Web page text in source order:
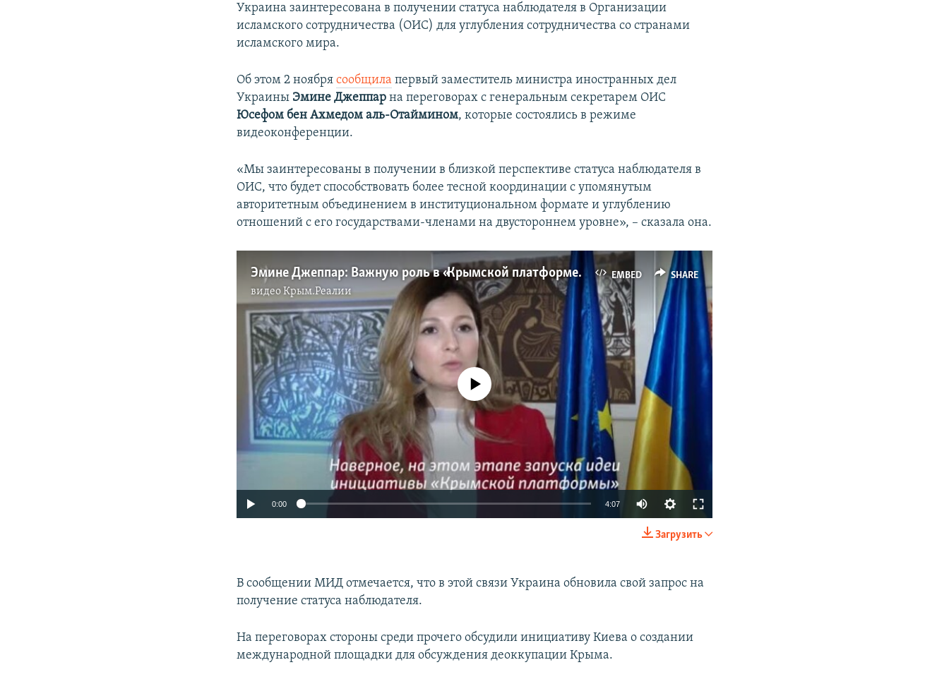
Украина заинтересована в получении статуса наблюдателя в Организации
исламского сотрудничества (ОИС) для углубления сотрудничества со странами
исламского мира.
Об этом 2 ноябрясообщила первый заместитель министра иностранных дел
Украины Эмине Джеппар на переговорах с генеральным секретарем ОИС
Юсефом бен Ахмедом аль-Отаймином, которые состоялись в режиме
видеоконференции.
«Мы заинтересованы в получении в близкой перспективе статуса наблюдателя в
ОИС, что будет способствовать более тесной координации с упомянутым
авторитетным объединением в институциональном формате и углублению
отношений с его государствами-членами на двустороннем уровне», – сказала она.
EMBED SHARE
Эмине Джеппар: Важную роль в «Крымской платформе» должен сыграть Меджлис (видео)
видеоКрым.Реалии
SHARE
720p 1080p
No media source currently available
0:00 4:07
240p
Загрузить
В сообщении МИД отмечается, что в этой связи Украина обновила свой запрос на
получение статуса наблюдателя.
На переговорах стороны среди прочего обсудили инициативу Киева о создании
международной площадки для обсуждения деоккупации Крыма.